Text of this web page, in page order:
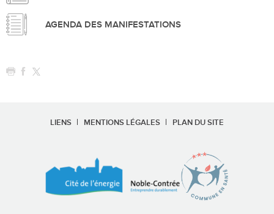
AGENDA DES MANIFESTATIONS
LIENS MENTIONS LÉGALES PLAN DU SITE